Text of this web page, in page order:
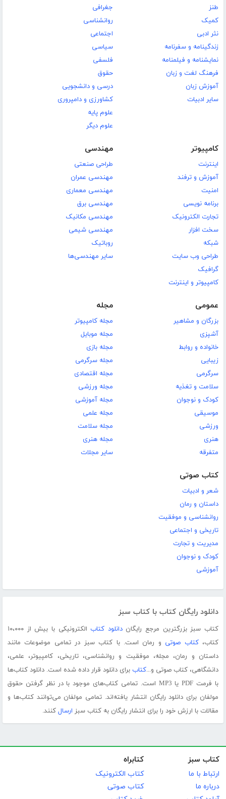
طنز
کمیک
نثر ادبی
زندگینامه و سفرنامه
نمایشنامه و فیلمنامه
فرهنگ لغت و زبان
آموزش زبان
سایر ادبیات
جغرافی
روانشناسی
اجتماعی
سیاسی
فلسفی
حقوق
درسی و دانشجویی
کشاورزی و دامپروری
علوم پایه
علوم دیگر
کامپیوتر
اینترنت
آموزش و ترفند
امنیت
برنامه نویسی
تجارت الکترونیک
سخت افزار
شبکه
طراحی وب سایت
گرافیک
کامپیوتر و اینترنت
مهندسی
طراحی صنعتی
مهندسی عمران
مهندسی معماری
مهندسی برق
مهندسی مکانیک
مهندسی شیمی
روباتیک
سایر مهندسی‌ها
عمومی
بزرگان و مشاهیر
آشپزی
خانواده و روابط
زیبایی
سرگرمی
سلامت و تغذیه
کودک و نوجوان
موسیقی
ورزشی
هنری
متفرقه
مجله
مجله کامپیوتر
مجله موبایل
مجله بازی
مجله سرگرمی
مجله اقتصادی
مجله ورزشی
مجله آموزشی
مجله علمی
مجله سلامت
مجله هنری
سایر مجلات
کتاب صوتی
شعر و ادبیات
داستان و رمان
روانشناسی و موفقیت
تاریخی و اجتماعی
مدیریت و تجارت
کودک و نوجوان
آموزشی
دانلود رایگان کتاب با کتاب سبز
کتاب سبز بزرگترین مرجع رایگاندانلود کتاب
الکترونیکی با بیش از ۱۰،۰۰۰
کتاب،کتاب صوتی و رمان است. با کتاب سبز در تمامی موضوعات مانند
داستان و رمان، مجله، موفقیت و روانشناسی، تاریخی، کامپیوتر، علمی،
دانشگاهی، کتاب صوتی و...کتاب برای دانلود قرار داده شده است. دانلود کتاب‌ها
با فرمت PDF یا MP3 است. تمامی کتاب‌های موجود با در نظر گرفتن حقوق
مولفان برای دانلود رایگان انتشار یافته‌اند. تمامی مولفان می‌توانند کتاب‌ها و
مقالات با ارزش خود را برای انتشار رایگان به کتاب سبز ارسال کنند.
کتاب سبز
ارتباط با ما
درباره ما
کتابراه
کتاب الکترونیک
کتاب صوتی